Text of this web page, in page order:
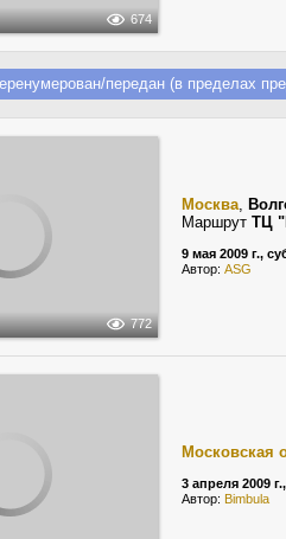
674
передан (в пределах
772
Москва,
Маршрут ТЦ
9 мая 2009 г.,
Автор: ASG
Московская
3 апреля 2009
Автор: Bimbula